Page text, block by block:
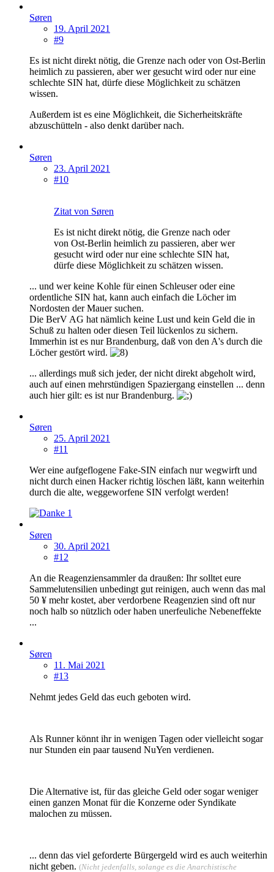
Søren
19. April 2021
#9
Es ist nicht direkt nötig, die Grenze nach oder von Ost-Berlin
heimlich zu passieren, aber wer gesucht wird oder nur eine
schlechte SIN hat, dürfe diese Möglichkeit zu schätzen
wissen.
Außerdem ist es eine Möglichkeit, die Sicherheitskräfte
abzuschütteln - also denkt darüber nach.
Søren
23. April 2021
#10
Zitat von Søren
Es ist nicht direkt nötig, die Grenze nach oder
von Ost-Berlin heimlich zu passieren, aber wer
gesucht wird oder nur eine schlechte SIN hat,
dürfe diese Möglichkeit zu schätzen wissen.
... und wer keine Kohle für einen Schleuser oder eine
ordentliche SIN hat, kann auch einfach die Löcher im
Nordosten der Mauer suchen.
Die BerV AG hat nämlich keine Lust und kein Geld die in
Schuß zu halten oder diesen Teil lückenlos zu sichern.
Immerhin ist es nur Brandenburg, daß von den A's durch die
Löcher gestört wird.
... allerdings muß sich jeder, der nicht direkt abgeholt wird,
auch auf einen mehrstündigen Spaziergang einstellen ... denn
auch hier gilt: es ist nur Brandenburg.
Søren
25. April 2021
#11
Wer eine aufgeflogene Fake-SIN einfach nur wegwirft und
nicht durch einen Hacker richtig löschen läßt, kann weiterhin
durch die alte, weggeworfene SIN verfolgt werden!
1
Søren
30. April 2021
#12
An die Reagenziensammler da draußen: Ihr solltet eure
Sammelutensilien unbedingt gut reinigen, auch wenn das mal
50 ¥ mehr kostet, aber verdorbene Reagenzien sind oft nur
noch halb so nützlich oder haben unerfeuliche Nebeneffekte
...
Søren
11. Mai 2021
#13
Nehmt jedes Geld das euch geboten wird.
Als Runner könnt ihr in wenigen Tagen oder vielleicht sogar
nur Stunden ein paar tausend NuYen verdienen.
Die Alternative ist, für das gleiche Geld oder sogar weniger
einen ganzen Monat für die Konzerne oder Syndikate
malochen zu müssen.
... denn das viel geforderte Bürgergeld wird es auch weiterhin
nicht geben. (Nicht jedenfalls, solange es die Anarchistische